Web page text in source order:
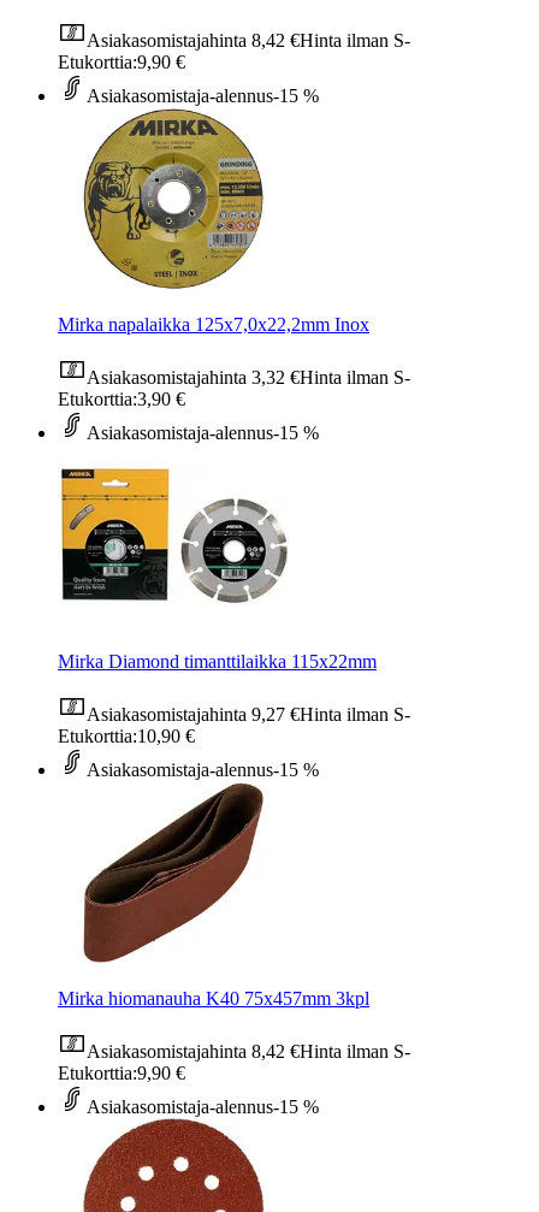
Asiakasomistajahinta 8,42 €Hinta ilman S-
Etukorttia:9,90 €
Asiakasomistaja-alennus-15 %
Mirka napalaikka 125x7,0x22,2mm Inox
Asiakasomistajahinta 3,32 €Hinta ilman S-
Etukorttia:3,90 €
Asiakasomistaja-alennus-15 %
Mirka Diamond timanttilaikka 115x22mm
Asiakasomistajahinta 9,27 €Hinta ilman S-
Etukorttia:10,90 €
Asiakasomistaja-alennus-15 %
Mirka hiomanauha K40 75x457mm 3kpl
Asiakasomistajahinta 8,42 €Hinta ilman S-
Etukorttia:9,90 €
Asiakasomistaja-alennus-15 %